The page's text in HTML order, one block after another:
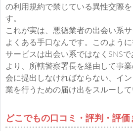
の利用規約で禁じている異性交際
す。
これが実は、悪徳業者の出会い系
よくある手口なんです。このよう
サービスは出会い系ではなくSNS
より、所轄警察署長を経由して事
会に提出しなければならない、イ
業を行うための届け出をスルーして
どこでもの口コミ・評判・評価